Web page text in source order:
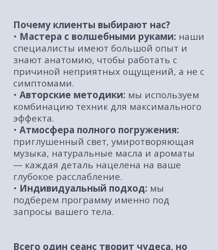
•Снимает хронический стресс:
снижает уровень кортизола, дарит
спокойствие и ясность ума.
Улучшает кровообращение и
лимфоток: помогает телу очищаться от
токсинов и насыщает клетки
кислородом.
Укрепляет иммунитет:
циркуляция крови помогает организму
эффективнее бороться с вирусами.
•Избавляет от мышечных зажимов:
предотвращает развитие
остеохондроза, головных болей и
скованности.
•Дарит глубокий сон:что напрямую
влияет на процессы восстановления и
молодости.
Как часто это нужно делать?
Для стойкого оздоровительного эффекта
и активного долголетия мы
профилактики проблем со здоровьем.